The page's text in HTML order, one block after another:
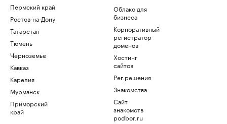
Пермский край
Ростов-на-Дону
Татарстан
Тюмень
Черноземье
Кавказ
Карелия
Мурманск
Приморский
край
Облако для
бизнеса
Корпоративный
регистратор
доменов
Хостинг
сайтов
Рег.решения
Знакомства
Сайт
знакомств
podbor.ru